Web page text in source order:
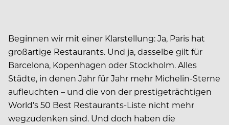
Beginnen wir mit einer Klarstellung: Ja, Paris hat
großartige Restaurants. Und ja, dasselbe gilt für
Barcelona, Kopenhagen oder Stockholm. Alles
Städte, in denen Jahr für Jahr mehr Michelin-Sterne
aufleuchten – und die von der prestigeträchtigen
World’s 50 Best Restaurants-Liste nicht mehr
wegzudenken sind. Und doch haben die